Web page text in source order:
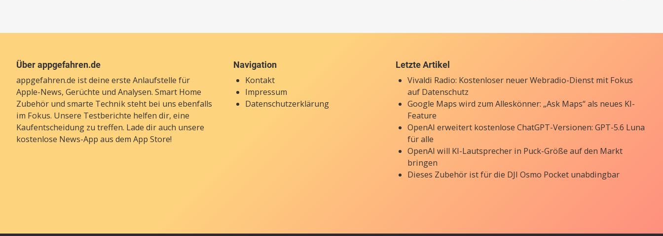
Über appgefahren.de
appgefahren.de ist deine erste Anlaufstelle für
Apple-News, Gerüchte und Analysen. Smart Home
Zubehör und smarte Technik steht bei uns ebenfalls
im Fokus. Unsere Testberichte helfen dir, eine
Kaufentscheidung zu treffen. Lade dir auch unsere
kostenlose News-App aus dem App Store!
Navigation
Kontakt
Impressum
Datenschutzerklärung
Letzte Artikel
Vivaldi Radio: Kostenloser neuer Webradio-Dienst mit Fokus
auf Datenschutz
Google Maps wird zum Alleskönner: „Ask Maps“ als neues KI-
Feature
OpenAI erweitert kostenlose ChatGPT-Versionen: GPT-5.6 Luna
für alle
OpenAI will KI-Lautsprecher in Puck-Größe auf den Markt
bringen
Dieses Zubehör ist für die DJI Osmo Pocket unabdingbar